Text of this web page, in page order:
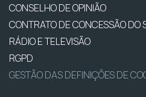
CONSELHO DE OPINIÃO
CONTRATO DE CONCESSÃO DO
RÁDIO E TELEVISÃO
RGPD
GESTÃO DAS DEFINIÇÕES DE